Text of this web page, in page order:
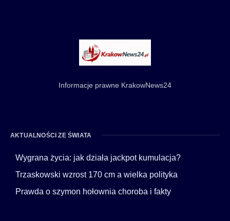
Informacje prawne KrakowNews24
AKTUALNOŚCI ZE ŚWIATA
Wygrana życia: jak działa jackpot kumulacja?
Trzaskowski wzrost 170 cm a wielka polityka
Prawda o szymon hołownia choroba i fakty